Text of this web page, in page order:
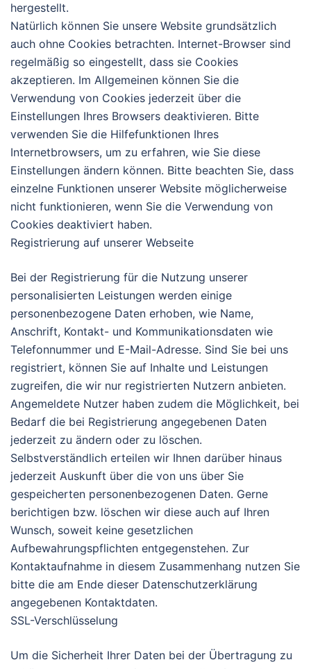
hergestellt.
Natürlich können Sie unsere Website grundsätzlich
auch ohne Cookies betrachten. Internet-Browser sind
regelmäßig so eingestellt, dass sie Cookies
akzeptieren. Im Allgemeinen können Sie die
Verwendung von Cookies jederzeit über die
Einstellungen Ihres Browsers deaktivieren. Bitte
verwenden Sie die Hilfefunktionen Ihres
Internetbrowsers, um zu erfahren, wie Sie diese
Einstellungen ändern können. Bitte beachten Sie, dass
einzelne Funktionen unserer Website möglicherweise
nicht funktionieren, wenn Sie die Verwendung von
Cookies deaktiviert haben.
Registrierung auf unserer Webseite
Bei der Registrierung für die Nutzung unserer
personalisierten Leistungen werden einige
personenbezogene Daten erhoben, wie Name,
Anschrift, Kontakt- und Kommunikationsdaten wie
Telefonnummer und E-Mail-Adresse. Sind Sie bei uns
registriert, können Sie auf Inhalte und Leistungen
zugreifen, die wir nur registrierten Nutzern anbieten.
Angemeldete Nutzer haben zudem die Möglichkeit, bei
Bedarf die bei Registrierung angegebenen Daten
jederzeit zu ändern oder zu löschen.
Selbstverständlich erteilen wir Ihnen darüber hinaus
jederzeit Auskunft über die von uns über Sie
gespeicherten personenbezogenen Daten. Gerne
berichtigen bzw. löschen wir diese auch auf Ihren
Wunsch, soweit keine gesetzlichen
Aufbewahrungspflichten entgegenstehen. Zur
Kontaktaufnahme in diesem Zusammenhang nutzen Sie
bitte die am Ende dieser Datenschutzerklärung
angegebenen Kontaktdaten.
SSL-Verschlüsselung
Um die Sicherheit Ihrer Daten bei der Übertragung zu